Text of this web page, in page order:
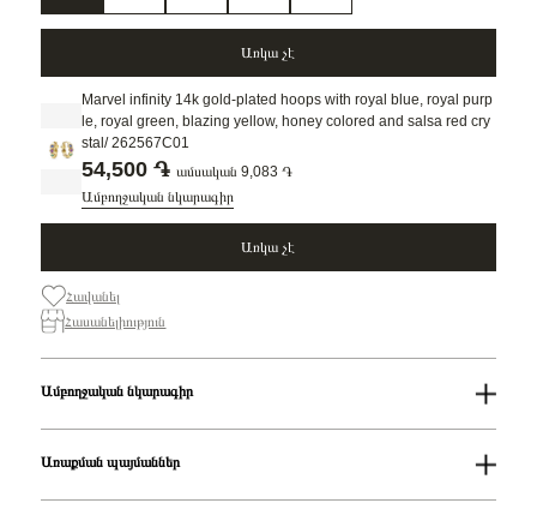
Առկա չէ
Marvel infinity 14k gold-plated hoops with royal blue, royal purp
le, royal green, blazing yellow, honey colored and salsa red cry
stal/ 262567C01
54,500 ֏ամսական 9,083 ֏
Ամբողջական նկարագիր
Առկա չէ
Հավանել
Հասանելիություն
Ամբողջական նկարագիր
Սեռ
Կանացի
Հավաքածու
Pandora x Marvel
Առաքման պայմաններ